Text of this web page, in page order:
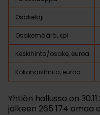
Osakelaji
Osakemäärä, kpl
Keskihinta/osake, euroa
Kokonaishinta, euroa
Yhtiön hallussa on
jälkeen 265 174 omaa